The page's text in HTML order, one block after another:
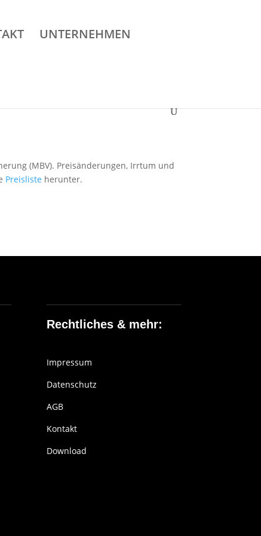
UNTERNEHMEN
(MBV). Preisänderungen, Irrtum und
Preisliste herunter.
Rechtliches & mehr:
Impressum
Datenschutz
AGB
Kontakt
Download